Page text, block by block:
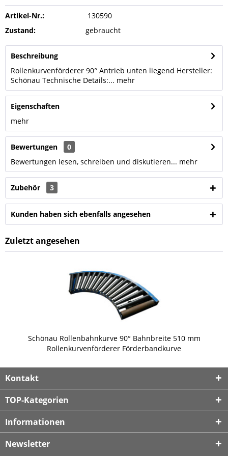
Artikel-Nr.:
130590
Zustand:
gebraucht
Beschreibung
Rollenkurvenförderer 90° Antrieb unten liegend Hersteller:
Schönau Technische Details:... mehr
Eigenschaften
mehr
Bewertungen
0
Bewertungen lesen, schreiben und diskutieren... mehr
Zubehör 3
Kunden haben sich ebenfalls angesehen
Zuletzt angesehen
Schönau Rollenbahnkurve 90° Bahnbreite 510 mm
Rollenkurvenförderer Förderbandkurve
Kontakt
TOP-Kategorien
Informationen
Newsletter